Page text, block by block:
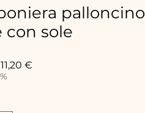
palloncino
con sole
11,20 €